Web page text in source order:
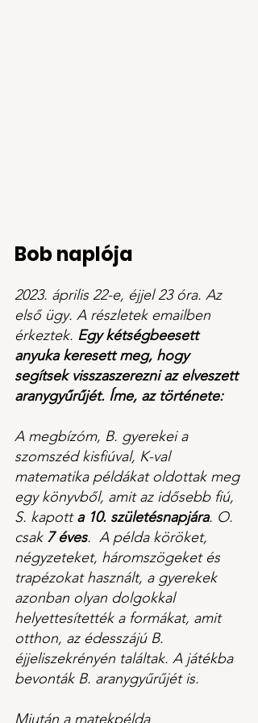
Bob naplója
2023. április 22-e, éjjel 23 óra. Az
első ügy. A részletek emailben
érkeztek. Egy kétségbeesett
anyuka keresett meg, hogy
segítsek visszaszerezni az elveszett
aranygyűrűjét. Íme, az története:
A megbízóm, B. gyerekei a
szomszéd kisfiúval, K-val
matematika példákat oldottak meg
egy könyvből, amit az idősebb fiú,
S. kapott a 10. születésnapjára. O.
csak 7 éves.  A példa köröket,
négyzeteket, háromszögeket és
trapézokat használt, a gyerekek
azonban olyan dolgokkal
helyettesítették a formákat, amit
otthon, az édesszájú B.
éjjeliszekrényén találtak. A játékba
bevonták B. aranygyűrűjét is.
Miután a matekpélda